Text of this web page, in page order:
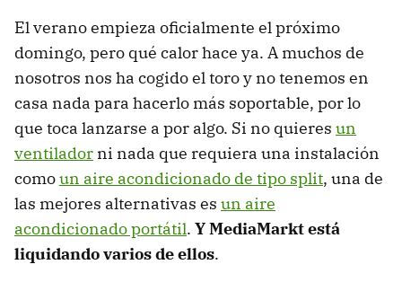
El verano empieza oficialmente el próximo
domingo, pero qué calor hace ya. A muchos de
nosotros nos ha cogido el toro y no tenemos en
casa nada para hacerlo más soportable, por lo
que toca lanzarse a por algo. Si no quieres un
ventilador ni nada que requiera una instalación
comoun aire acondicionado de tipo split, una de
las mejores alternativas es un aire
acondicionado portátil. Y MediaMarkt está
liquidando varios de ellos.